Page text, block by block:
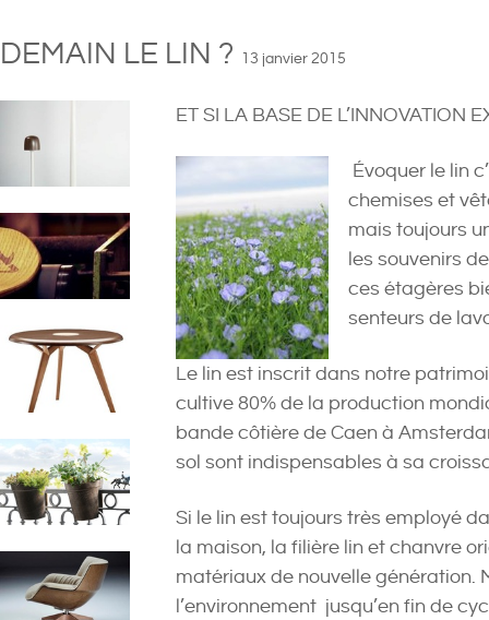
DEMAIN LE LIN ? 13 janvier 2015
ET SI LA BASE DE L’INNOVATION
Évoquer le lin
chemises et
mais toujours
les souvenirs
ces étagères
senteurs de
Le lin est inscrit dans notre
cultive 80% de la production
bande côtière de Caen à
sol sont indispensables à sa
Si le lin est toujours très employé
la maison, la filière lin et chanvre
matériaux de nouvelle génération.
l’environnement jusqu’en fin de